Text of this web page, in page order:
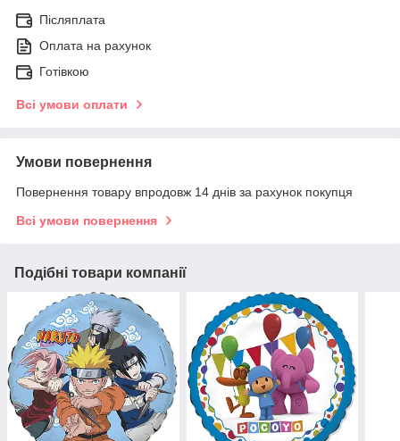
Післяплата
Оплата на рахунок
Готівкою
Всі умови оплати
Умови повернення
Повернення товару впродовж 14 днів за рахунок покупця
Всі умови повернення
Подібні товари компанії